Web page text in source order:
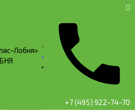
+7 (495) 922-74-70